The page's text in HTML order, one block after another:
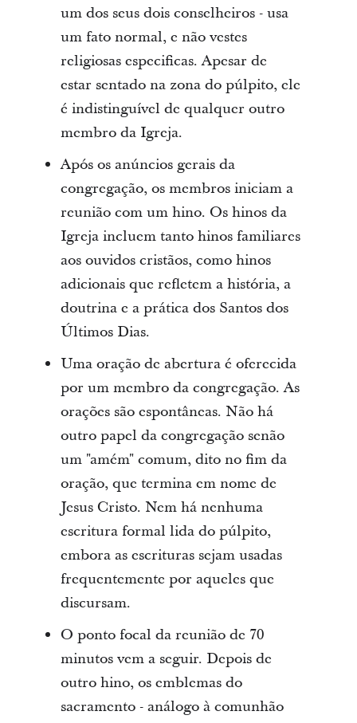
um dos seus dois conselheiros - usa
um fato normal, e não vestes
religiosas especificas. Apesar de
estar sentado na zona do púlpito, ele
é indistinguível de qualquer outro
membro da Igreja.​
Após os anúncios gerais da
congregação, os membros iniciam a
reunião com um hino. Os hinos da
Igreja incluem tanto hinos familiares
aos ouvidos cristãos, como hinos
adicionais que refletem a história, a
doutrina e a prática dos Santos dos
Últimos Dias.
Uma oração de abertura é oferecida
por um membro da congregação. As
orações são espontâneas. Não há
outro papel da congregação senão
um "amém" comum, dito no fim da
oração, que termina em nome de
Jesus Cristo. Nem há nenhuma
escritura formal lida do púlpito,
embora as escrituras sejam usadas
frequentemente por aqueles que
discursam.
O ponto focal da reunião de 70
minutos vem a seguir. Depois de
outro hino, os emblemas do
sacramento - análogo à comunhão